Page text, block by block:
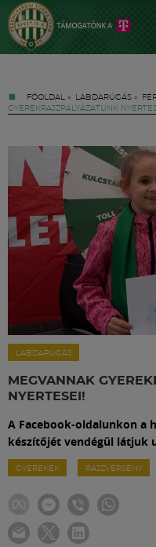
FŐOLDAL » LABDARÚGÁS »
GYEREKRAJZPÁLYÁZATUNK
LABDARÚGÁS
MEGVANNAK
NYERTESEI!
A Facebook-oldalunkon a
készítőjét vendégül látjuk
GYEREKEK RAJZVERSENY
Jegyek
FM YouTube +
Labdarúgás
Meccscenter
Klub